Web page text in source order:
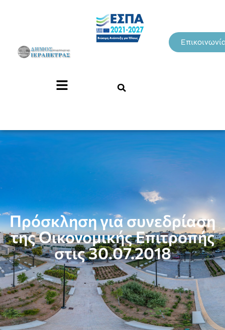
Πρόσκληση για συνεδρίαση
της Οικονομικής Επιτροπής
στις 30.07.2018